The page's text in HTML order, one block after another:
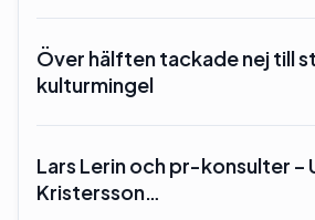
Över hälften tackade nej till
kulturmingel
Lars Lerin och pr-konsulter –
Kristersson…